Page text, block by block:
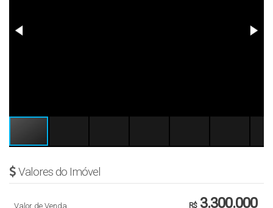
Valores do Imóvel
R$3.300.000
Valor de Venda